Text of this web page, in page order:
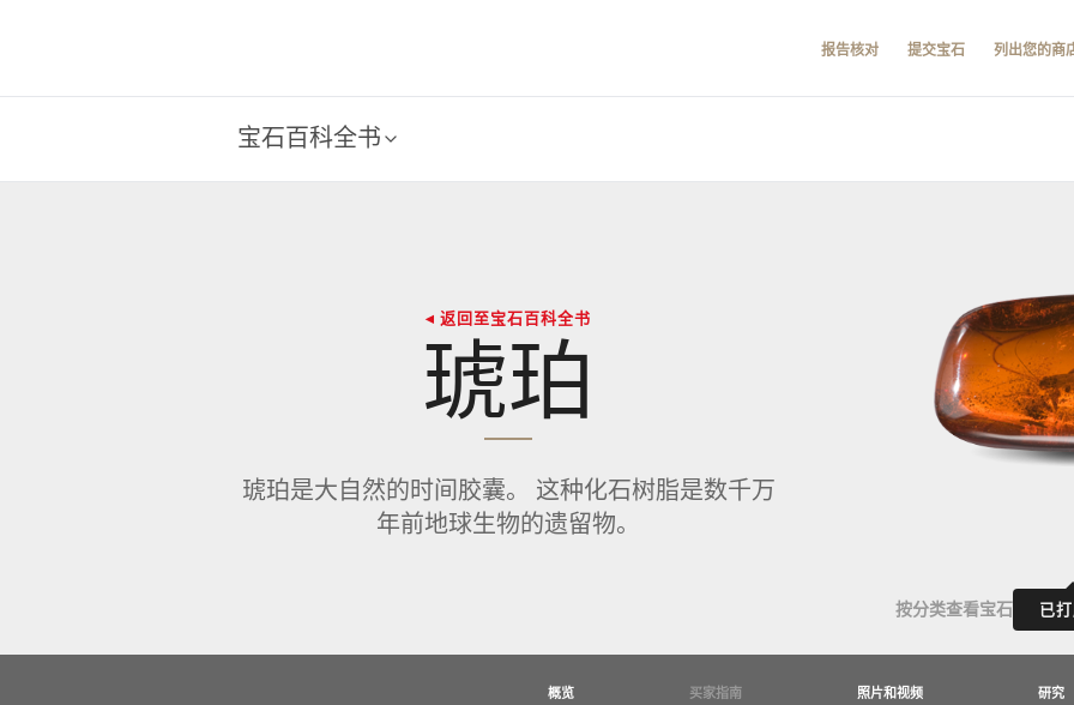
报告核对 提交宝石 列出您的商
宝石百科全书
◂ 返回至宝石百科全书
琥珀
琥珀是大自然的时间胶囊。 这种化石树脂是数千万
年前地球生物的遗留物。
按分类查看宝石 已
概览 买家指南 照片和视频 研究